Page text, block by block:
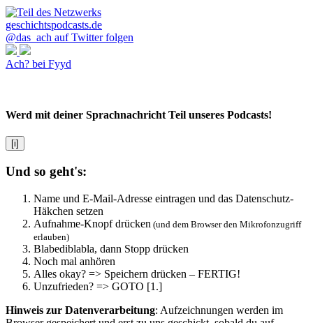
@das_ach auf Twitter folgen
Ach? bei Fyyd
Werd mit deiner Sprachnachricht Teil unseres Podcasts!
[i]
Und so geht's:
Name und E-Mail-Adresse eintragen und das Datenschutz-
Häkchen setzen
Aufnahme-Knopf drücken (und dem Browser den Mikrofonzugriff
erlauben)
Blabediblabla, dann Stopp drücken
Noch mal anhören
Alles okay? => Speichern drücken – FERTIG!
Unzufrieden? => GOTO [1.]
Hinweis zur Datenverarbeitung: Aufzeichnungen werden im